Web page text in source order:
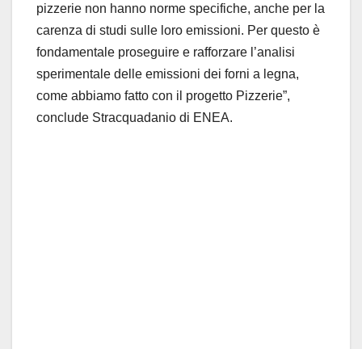
pizzerie non hanno norme specifiche, anche per la
carenza di studi sulle loro emissioni. Per questo è
fondamentale proseguire e rafforzare l’analisi
sperimentale delle emissioni dei forni a legna,
come abbiamo fatto con il progetto Pizzerie”,
conclude Stracquadanio di ENEA.